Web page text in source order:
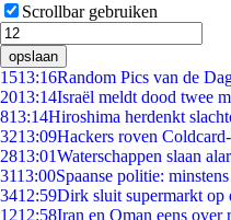
Scrollbar gebruiken
opslaan
1513:16Random Pics van de
2013:14Israël meldt dood twee
813:14Hiroshima herdenkt
3213:09Hackers roven
2813:01Waterschappen slaan
3113:00Spaanse politie:
3412:59Dirk sluit supermarkt op
1212:58Iran en Oman eens over